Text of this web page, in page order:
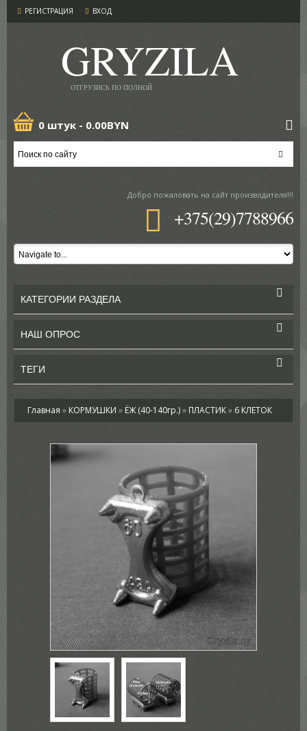
РЕГИСТРАЦИЯ ВХОД
GRYZILA
ОТГРУЗИСЬ ПО ПОЛНОЙ
0 штук - 0.00BYN
Добро пожаловать на сайт производителя!!!
+375(29)7788966
КАТЕГОРИИ РАЗДЕЛА
НАШ ОПРОС
ТЕГИ
Главная » КОРМУШКИ » ЁЖ (40-140гр.) » ПЛАСТИК » 6 КЛЕТОК